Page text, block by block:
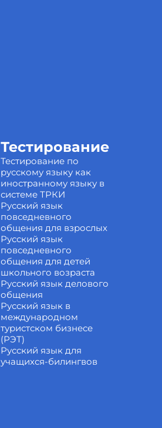
Тестирование
Тестирование по
русскому языку как
иностранному языку в
системе ТРКИ
Русский язык
повседневного
общения для взрослых
Русский язык
повседневного
общения для детей
школьного возраста
Русский язык делового
общения
Русский язык в
международном
туристском бизнесе
(РЭТ)
Русский язык для
учащихся-билингвов